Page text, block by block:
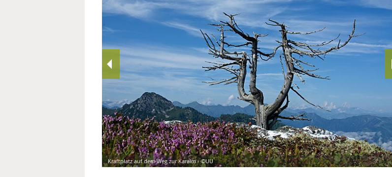
KALIFORNISCHE BLÜTEN
NATURHEILKUNDE
KRANKHEITEN VON A-Z ANGST
MEDIZINISCHE FACHBEGRIFFE
MUND UND ZÄHNE
PRÄVENTION UND ALTER
SYMPTOME UND DIAGNOSE
VITAMINE UND MINERALSTOFFE
WISSENSCHAFT UND FORSCHUNG
Kraftplatz auf dem Weg zur Karalm - ©UU